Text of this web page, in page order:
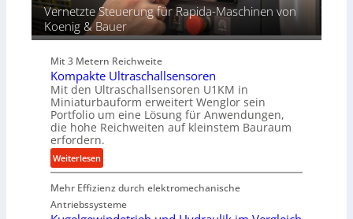
d
i
P
r
o
d
u
k
t
i
o
i
Vernetzte Steuerung für Rapida-Maschinen von
Koenig & Bauer
Mit 3 Metern Reichweite
Kompakte Ultraschallsensoren
Mit den Ultraschallsensoren U1KM in
Miniaturbauform erweitert Wenglor sein
Portfolio um eine Lösung für Anwendungen,
die hohe Reichweiten auf kleinstem Bauraum
erfordern.
Weiterlesen:
K
o
m
Mehr Effizienz durch elektromechanische
Antriebssysteme